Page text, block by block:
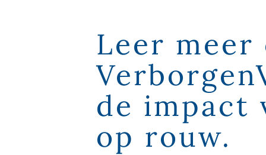
Leer meer
de impact
op rouw.